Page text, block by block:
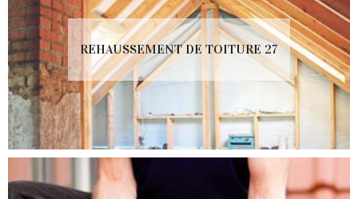
REHAUSSEMENT DE TOITURE 27